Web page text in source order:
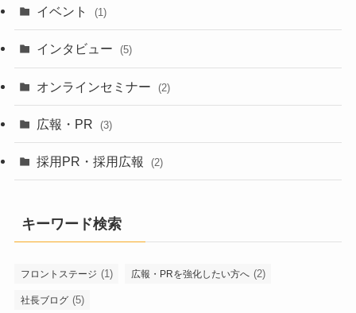
イベント (1)
インタビュー (5)
オンラインセミナー (2)
広報・PR (3)
採用PR・採用広報 (2)
キーワード検索
フロントステージ (1) 広報・PRを強化したい方へ (2)
社長ブログ (5)